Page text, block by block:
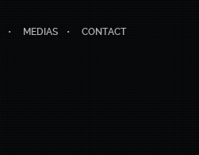
MEDIAS CONTACT